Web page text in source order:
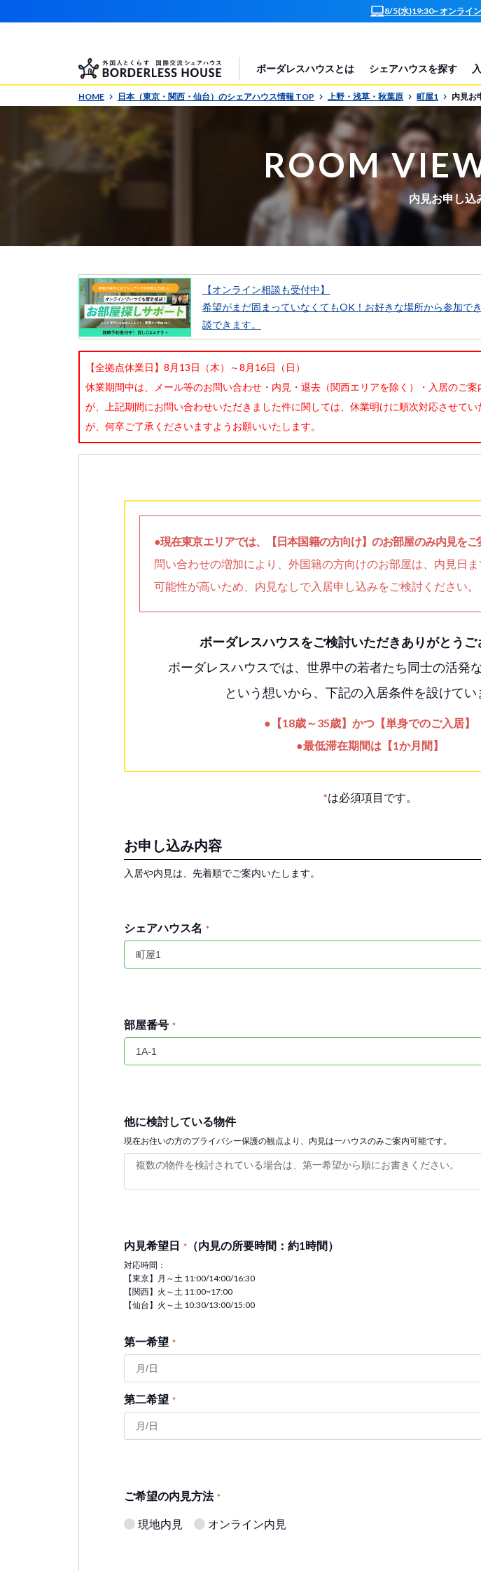
オンラインで簡単相談！お部
ボーダレスハウスとは シェアハウスを探す
HOME 日本（東京・関西・仙台）のシェアハウス情報 TOP 上野・浅草・秋葉原 町屋1 内見お
ROOM
内見お申し込
【オンライン相談も受付中】
希望がまだ固まっていなくてもOK！お好きな場所から参加で
談できます。
【全拠点休業日】8月13日（木）～8月16日（日）
休業期間中は、メール等のお問い合わせ・内見・退去（関西エリアを除く）・入居のご
が、上記期間にお問い合わせいただきました件に関しては、休業明けに順次対応させて
が、何卒ご了承くださいますようお願いいたします。
●現在東京エリアでは、【日本国籍の方向け】のお部屋のみ内見をご
問い合わせの増加により、外国籍の方向けのお部屋は、内見日
可能性が高いため、内見なしで入居申し込みをご検討ください。
ボーダレスハウスをご検討いただきありがとうご
ボーダレスハウスでは、世界中の若者たち同士の活発
という想いから、下記の入居条件を設けてい
●【18歳～35歳】かつ【単身でのご入居】
●最低滞在期間は【1か月間】
*は必須項目です。
お申し込み内容
入居や内見は、先着順でご案内いたします。
シェアハウス名 *
部屋番号 *
他に検討している物件
現在お住いの方のプライバシー保護の観点より、内見は一ハウスのみご案内可能です。
内見希望日 * （内見の所要時間：約1時間）
対応時間：
【東京】月～土 11:00/14:00/16:30
【関西】火～土 11:00~17:00
【仙台】火～土 10:30/13:00/15:00
第一希望 *
第二希望 *
ご希望の内見方法 *
現地内見 オンライン内見